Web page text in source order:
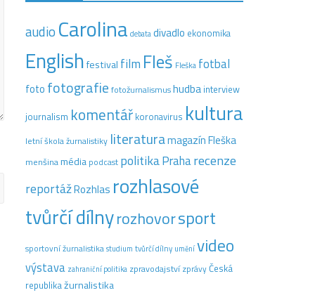
audio Carolina debatadivadlo ekonomika
Englishfestival film Fleš Fleška fotbal
foto fotografie fotožurnalismushudba interview
journalism komentář koronavirus kultura
letní škola žurnalistiky literaturamagazín Fleška
menšinamédia podcast politikaPraharecenze
reportážRozhlas rozhlasové
tvůrčí dílnyrozhovorsport
sportovní žurnalistikastudium tvůrčí dílny uměnívideo
výstava zahraniční politika zpravodajství zprávyČeská
republikažurnalistika